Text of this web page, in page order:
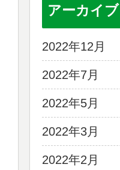
アーカイブ
2022年12月
2022年7月
2022年5月
2022年3月
2022年2月